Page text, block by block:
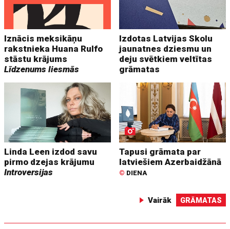
Iznācis meksikāņu
rakstnieka Huana Rulfo
stāstu krājums
Līdzenums liesmās
Izdotas Latvijas Skolu
jaunatnes dziesmu un
deju svētkiem veltītas
grāmatas
Linda Leen izdod savu
pirmo dzejas krājumu
Introversijas
Tapusi grāmata par
latviešiem Azerbaidžānā
© DIENA
Vairāk GRĀMATAS